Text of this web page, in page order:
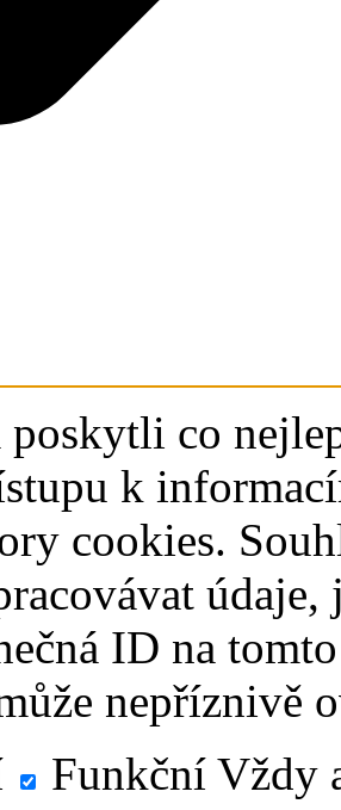
co
k
cookies.
ID na
nepříznivě
Funkční Vždy